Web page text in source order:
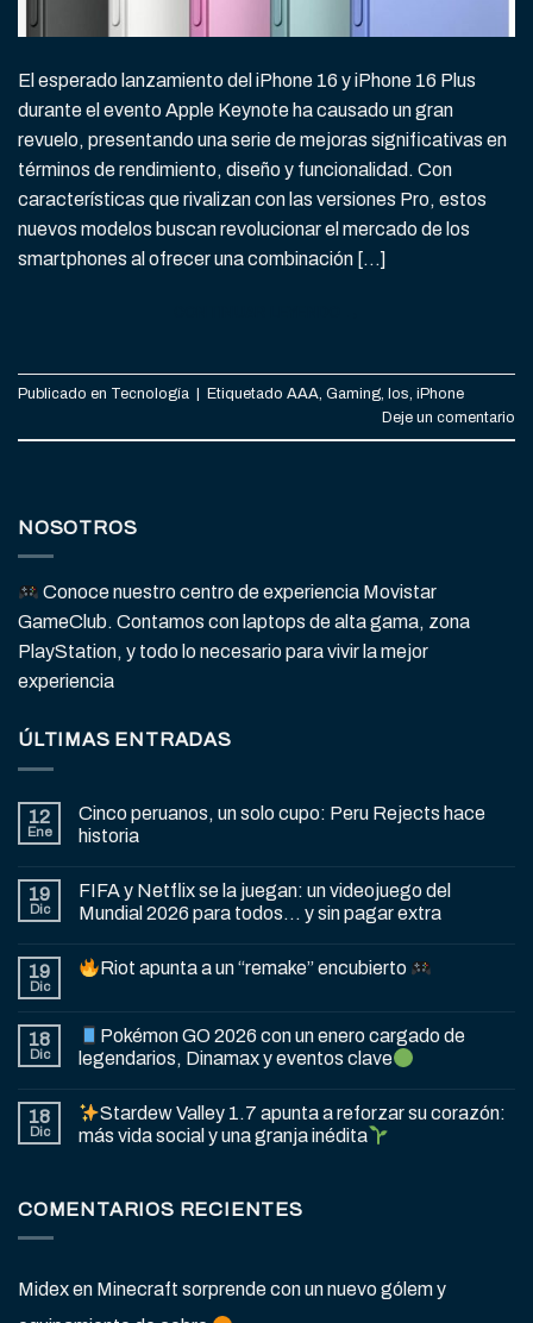
El esperado lanzamiento del iPhone 16 y iPhone 16 Plus
durante el evento Apple Keynote ha causado un gran
revuelo, presentando una serie de mejoras significativas en
términos de rendimiento, diseño y funcionalidad. Con
características que rivalizan con las versiones Pro, estos
nuevos modelos buscan revolucionar el mercado de los
smartphones al ofrecer una combinación […]
Publicado en Tecnología Etiquetado AAA, Gaming, Ios, iPhone
Deje un comentario
NOSOTROS
Conoce nuestro centro de experiencia Movistar
GameClub. Contamos con laptops de alta gama, zona
PlayStation, y todo lo necesario para vivir la mejor
experiencia
ÚLTIMAS ENTRADAS
12
Ene
Cinco peruanos, un solo cupo: Peru Rejects hace
historia
19
Dic
FIFA y Netflix se la juegan: un videojuego del
Mundial 2026 para todos… y sin pagar extra
19
Dic
Riot apunta a un “remake” encubierto
18
Dic
Pokémon GO 2026 con un enero cargado de
legendarios, Dinamax y eventos clave
18
Dic
Stardew Valley 1.7 apunta a reforzar su corazón:
más vida social y una granja inédita
COMENTARIOS RECIENTES
Midexen Minecraft sorprende con un nuevo gólem y